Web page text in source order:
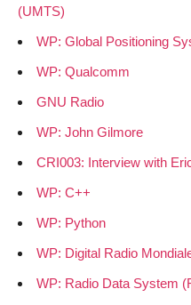
(UMTS)
WP: Global Positioning
WP: Qualcomm
GNU Radio
WP: John Gilmore
CRI003: Interview with
WP: C++
WP: Python
WP: Digital Radio
WP: Radio Data System